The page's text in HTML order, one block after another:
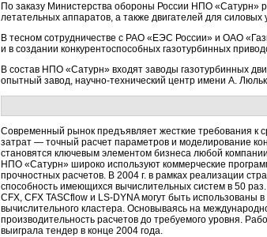
По заказу Министерства обороны России НПО «Сатурн»
летательных аппаратов, а также двигателей для
В тесном сотрудничестве с РАО «ЕЭС России» и ОАО
и в создании конкурентоспособных газотурбинных
В состав НПО «Сатурн» входят заводы газотурбинных
опытный завод, научно-технический центр имени А.
Современный рынок предъявляет жесткие требования к
затрат — точный расчет параметров и моделирование
становятся ключевым элементом бизнеса любой
НПО «Сатурн» широко используют коммерческие
прочностных расчетов. В 2004 г. в рамках реализации
способность имеющихся вычислительных систем в 50
CFX, CFX TASCflow и LS-DYNAмогут быть использованы
вычислительного кластера. Основываясь на
производительность расчетов до требуемого уровня.
выиграла тендер в конце 2004 года.